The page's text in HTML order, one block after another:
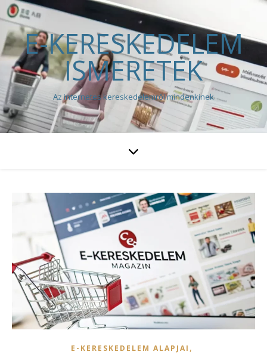
E-KERESKEDELEM
ISMERETEK
Az internetes kereskedelemről mindenkinek
E-KERESKEDELEM ALAPJAI ,